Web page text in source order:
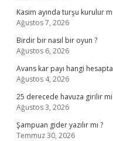
Kasim ayında turşu kurulur
Ağustos 7, 2026
Birdir bir nasıl bir oyun ?
Ağustos 6, 2026
Avans kar payı hangi
Ağustos 4, 2026
25 derecede havuza girilir mi
Ağustos 3, 2026
Şampuan gider yazılır mı ?
Temmuz 30, 2026